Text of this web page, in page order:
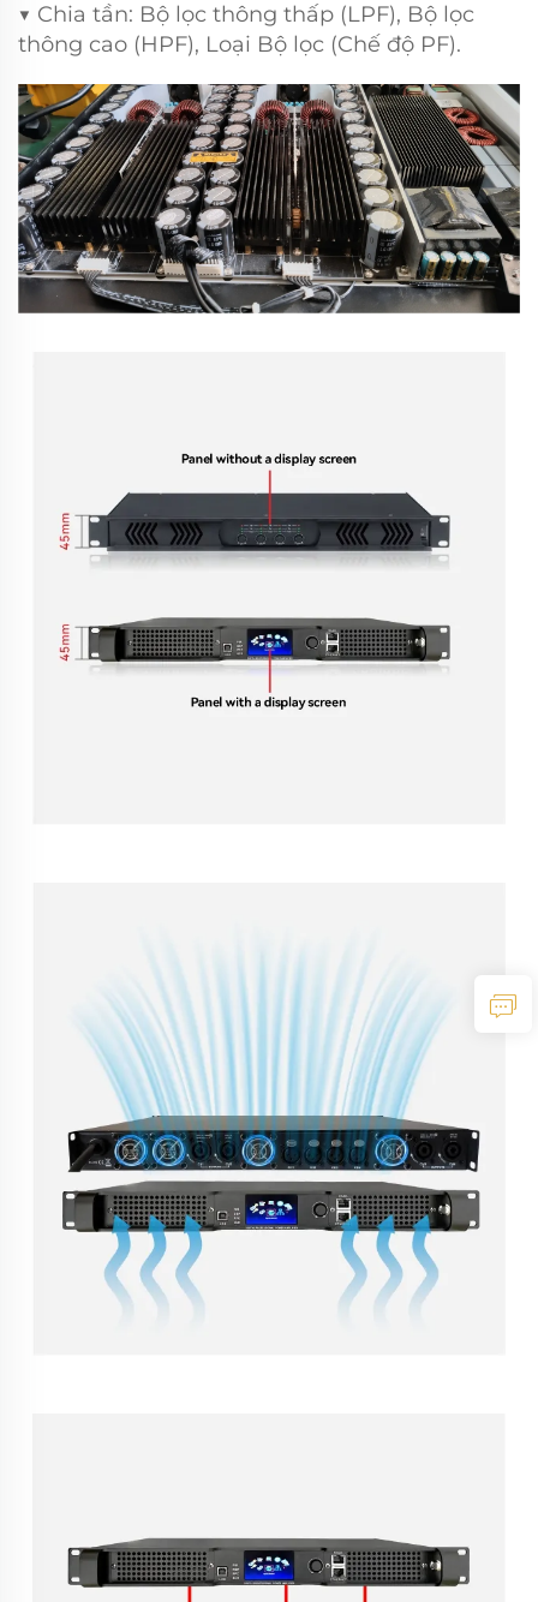
▼ Chia tần: Bộ lọc thông thấp (LPF), Bộ lọc
thông cao (HPF), Loại Bộ lọc (Chế độ PF).